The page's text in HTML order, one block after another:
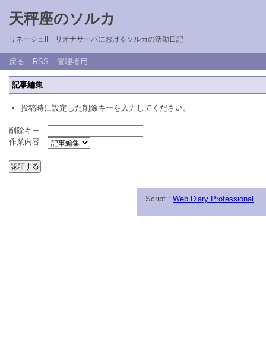
天秤座のソルカ
リネージュII リオナサーバにおけるソルカの活動日記
戻る RSS 管理者用
記事編集
投稿時に設定した削除キーを入力してください。
削除キー
作業内容
Script : Web Diary Professional